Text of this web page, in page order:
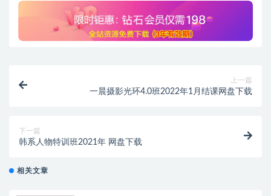
上一篇
一晨摄影光环4.0班2022年1月结课网盘下载
下一篇
韩系人物特训班2021年 网盘下载
相关文章